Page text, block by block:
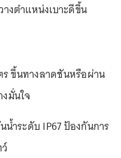
งตำแหน่งเบาะดีขึ้น
ขึ้นทางลาดชันหรือผ่าน
มั่นใจ
ำระดับ IP67 ป้องกันการ